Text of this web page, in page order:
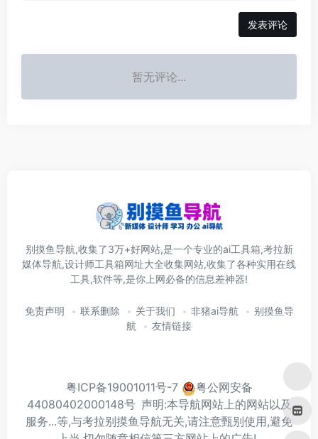
发表评论
暂无评论...
别摸鱼导航,收集了3万+好网站,是一个专业的ai工具箱,考拉新
媒体导航,设计师工具箱网址大全收集网站,收集了各种实用在线
工具,软件等,是你上网必备的信息差神器!
免责声明 联系删除 关于我们 非猪ai导航
别摸鱼导
航
友情链接
粤ICP备19001011号-7
粤公网安备
44080402000148号 声明:本导航网站上的网站以及
服务...等,与考拉别摸鱼导航无关,请注意甄别使用,避免